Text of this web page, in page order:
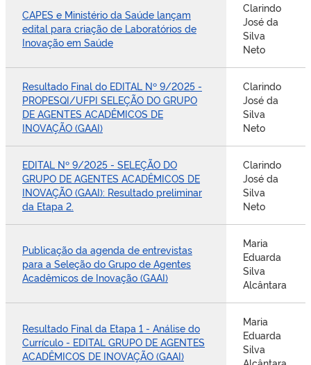
CAPES e Ministério da Saúde lançam
edital para criação de Laboratórios de
Inovação em Saúde
Clarindo
José da
Silva
Neto
Resultado Final do EDITAL Nº 9/2025 -
PROPESQI/UFPI SELEÇÃO DO GRUPO
DE AGENTES ACADÊMICOS DE
INOVAÇÃO (GAAI)
Clarindo
José da
Silva
Neto
EDITAL Nº 9/2025 - SELEÇÃO DO
GRUPO DE AGENTES ACADÊMICOS DE
INOVAÇÃO (GAAI): Resultado preliminar
da Etapa 2.
Clarindo
José da
Silva
Neto
Publicação da agenda de entrevistas
para a Seleção do Grupo de Agentes
Acadêmicos de Inovação (GAAI)
Maria
Eduarda
Silva
Alcântara
Resultado Final da Etapa 1 - Análise do
Currículo - EDITAL GRUPO DE AGENTES
ACADÊMICOS DE INOVAÇÃO (GAAI)
Maria
Eduarda
Silva